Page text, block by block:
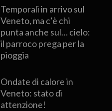
Temporali in arrivo sul
Veneto, ma c’è chi
punta anche sul… cielo:
il parroco prega per la
pioggia
Ondate di calore in
Veneto: stato di
attenzione!